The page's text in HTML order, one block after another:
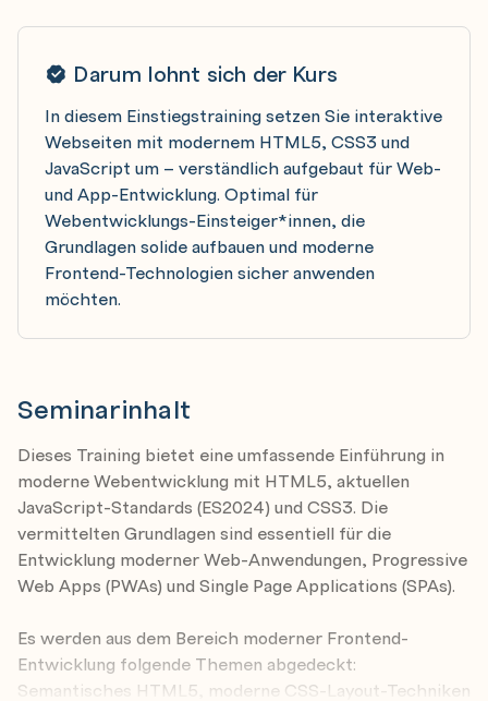
Darum lohnt sich der Kurs
In diesem Einstiegstraining setzen Sie interaktive
Webseiten mit modernem HTML5, CSS3 und
JavaScript um – verständlich aufgebaut für Web-
und App-Entwicklung. Optimal für
Webentwicklungs-Einsteiger*innen, die
Grundlagen solide aufbauen und moderne
Frontend-Technologien sicher anwenden
möchten.
Seminarinhalt
Dieses Training bietet eine umfassende Einführung in
moderne Webentwicklung mit HTML5, aktuellen
JavaScript-Standards (ES2024) und CSS3. Die
vermittelten Grundlagen sind essentiell für die
Entwicklung moderner Web-Anwendungen, Progressive
Web Apps (PWAs) und Single Page Applications (SPAs).
Es werden aus dem Bereich moderner Frontend-
Entwicklung folgende Themen abgedeckt:
Semantisches HTML5, moderne CSS-Layout-Techniken